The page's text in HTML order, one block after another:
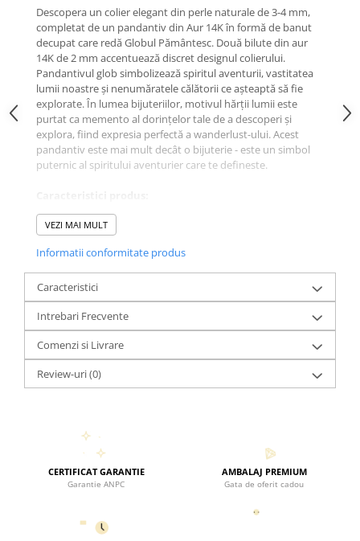
Descopera un colier elegant din perle naturale de 3-4 mm,
completat de un pandantiv din Aur 14K în formă de banut
decupat care redă Globul Pământesc. Două bilute din aur
14K de 2 mm accentuează discret designul colierului.
Pandantivul glob simbolizează spiritul aventurii, vastitatea
lumii noastre și nenumăratele călătorii ce așteaptă să fie
explorate. În lumea bijuteriilor, motivul hărții lumii este
purtat ca memento al dorințelor tale de a descoperi și
explora, fiind expresia perfectă a wanderlust-ului. Acest
pandantiv este mai mult decât o bijuterie - este un simbol
puternic al spiritului aventurier care te defineste.
Material: Aur 14K 585
Dimensiuni pandantiv: 12 mm
Detalii: 2bilute din Aur 14K de 2 mm plasate central
Închizătoare: Cheita si Za din aur 14K
Dimensiune: Standard 40 cm (se poate alege orice
dimensiune)
VEZI MAI MULT
Informatii conformitate produs
Caracteristici
Intrebari Frecvente
Comenzi si Livrare
Review-uri(0)
CERTIFICAT GARANTIE
Garantie ANPC
AMBALAJ PREMIUM
Gata de oferit cadou